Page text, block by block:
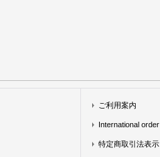
ご利用案内
International order
特定商取引法表示